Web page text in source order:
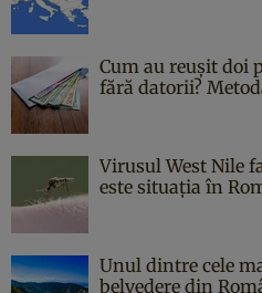
Cum au reușit doi
fără datorii?
Virusul West Nile
este situația în
Unul dintre cele
belvedere din